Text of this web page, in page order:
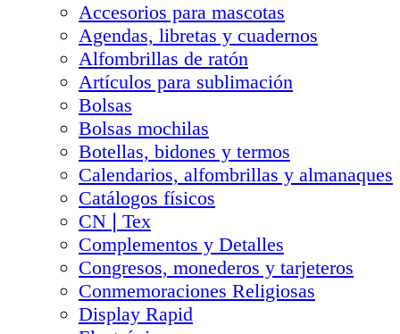
Accesorios para mascotas
Agendas, libretas y cuadernos
Alfombrillas de ratón
Artículos para sublimación
Bolsas
Bolsas mochilas
Botellas, bidones y termos
Calendarios, alfombrillas y almanaques
Catálogos físicos
CN❘Tex
Complementos y Detalles
Congresos, monederos y tarjeteros
Conmemoraciones Religiosas
Display Rapid